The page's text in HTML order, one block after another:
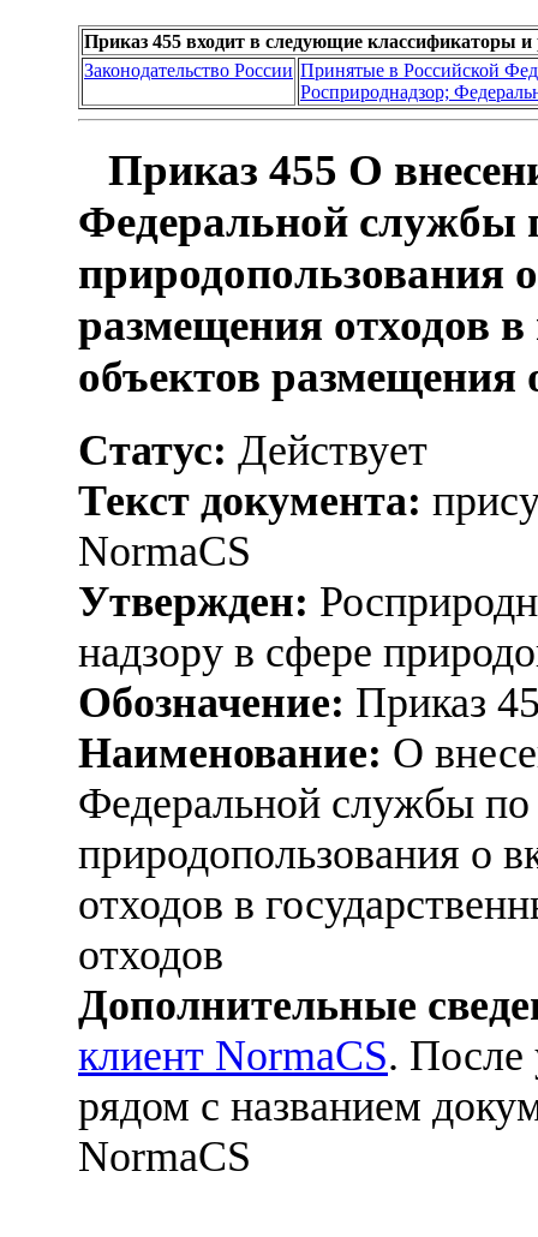
Приказ 455 входит в следующие классификаторы и
Законодательство России Принятые в Российской
Росприроднадзор;
Приказ 455 О
Федеральной службы
природопользования
размещения отходов в
объектов размещения
Статус: Действует
Текст документа:
NormaCS
Утвержден:
надзору в сфере
Обозначение: Приказ
Наименование: О
Федеральной службы по
природопользования о
отходов в
отходов
Дополнительные
клиент NormaCS. После
рядом с названием
NormaCS